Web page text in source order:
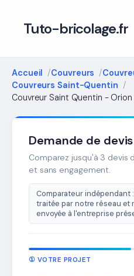
Tuto-bricolage.fr
Accueil Couvreurs
Couvreurs Saint-Quentin
Couvreur Saint Quentin -
Demande de
Comparez jusqu'à 3 devis
et sans engagement.
Comparateur indépendant
traitée par notre réseau et
envoyée à l'entreprise
① VOTRE PROJET